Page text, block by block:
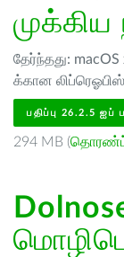
முக்கிய
தேர்ந்தது:
க்கான
பதிப்பு 26.2.5 ஐப்
294 MB (தொரண்ட்